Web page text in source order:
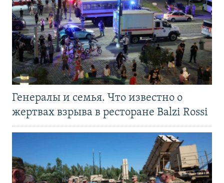
Генералы и семья. Что известно о
жертвах взрыва в ресторане Balzi Rossi